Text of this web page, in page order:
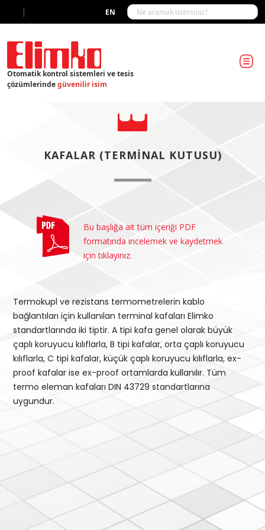
EN
|
Otomatik kontrol sistemleri ve tesis
çözümlerindegüvenilir isim
KAFALAR (TERMINAL KUTUSU)
Termokupl ve rezistans termometrelerin kablo
bağlantıları için kullanılan terminal kafaları Elimko
standartlarında iki tiptir. A tipi kafa genel olarak büyük
çaplı koruyucu kılıflarla, B tipi kafalar, orta çaplı koruyucu
kılıflarla, C tipi kafalar, küçük çaplı koruyucu kılıflarla, ex-
proof kafalar ise ex-proof ortamlarda kullanılır. Tüm
termo eleman kafaları DIN 43729 standartlarına
uygundur.
Bu başlığa ait tüm içeriği PDF
formatında incelemek ve kaydetmek
için tıklayınız.